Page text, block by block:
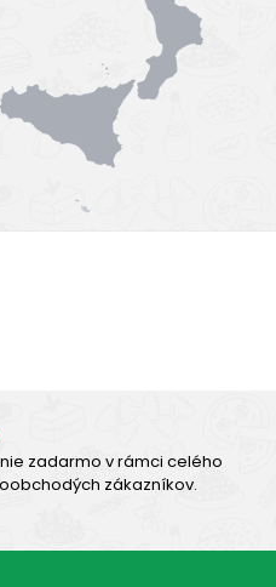
zadarmo v rámci celého
zákazníkov.